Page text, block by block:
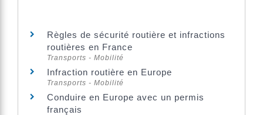
Règles de sécurité routière et infractions
routières en France
Transports - Mobilité
Infraction routière en Europe
Transports - Mobilité
Conduire en Europe avec un permis
français